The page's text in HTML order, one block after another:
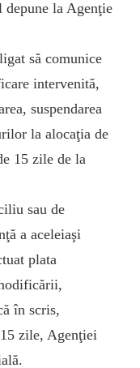
depune la Agenţie
să comunice
intervenită,
suspendarea
la alocaţia de
15 zile de la
sau de
a aceleiaşi
plata
în scris,
zile, Agenţiei